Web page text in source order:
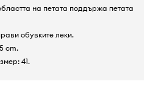
на петата поддържа петата
обувките леки.
cm.
41.